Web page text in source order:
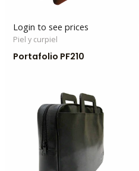
Login to see prices
Piel y curpiel
Portafolio PF210